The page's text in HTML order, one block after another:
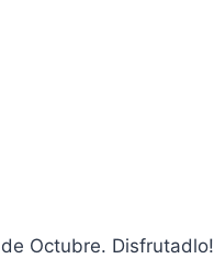
Octubre. Disfrutadlo!